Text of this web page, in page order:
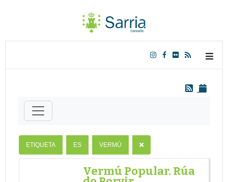
ETIQUETA ES VERMÚ
Vermú Popular. Rúa